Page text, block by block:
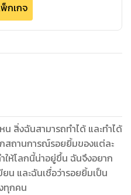
กเกจ
ำได้
น่าอยู่ขึ้น ฉันจึงอยาก
ทุกคน